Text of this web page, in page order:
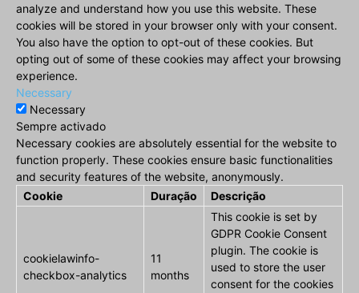
analyze and understand how you use this website. These
cookies will be stored in your browser only with your consent.
You also have the option to opt-out of these cookies. But
opting out of some of these cookies may affect your browsing
experience.
Necessary
Necessary
Sempre activado
Necessary cookies are absolutely essential for the website to
function properly. These cookies ensure basic functionalities
and security features of the website, anonymously.
Cookie
Duração Descrição
cookielawinfo-
checkbox-analytics
11
months
This cookie is set by
GDPR Cookie Consent
plugin. The cookie is
used to store the user
consent for the cookies